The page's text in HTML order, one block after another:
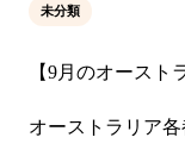
未分類
【9月のオースト
オーストラリア